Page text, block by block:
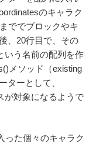
のキャラク
ででブロックやキ
、20行目で、その
いう名前の配列を作
メソッド（existing
ターとして、
が対象になるようで
った個々のキャラク